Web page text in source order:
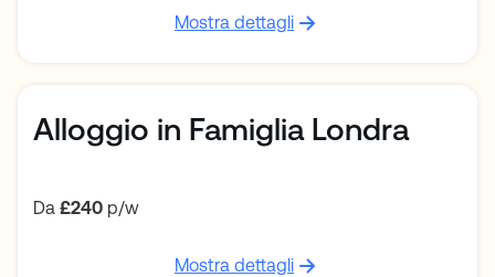
Mostra dettagli
Alloggio in Famiglia Londra
Da £240 p/w
Mostra dettagli